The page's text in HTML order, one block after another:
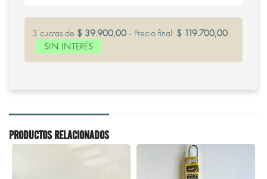
3 cuotas de $ 39.900,00- Precio final: $ 119.700,00
SIN INTERÉS
PRODUCTOS RELACIONADOS